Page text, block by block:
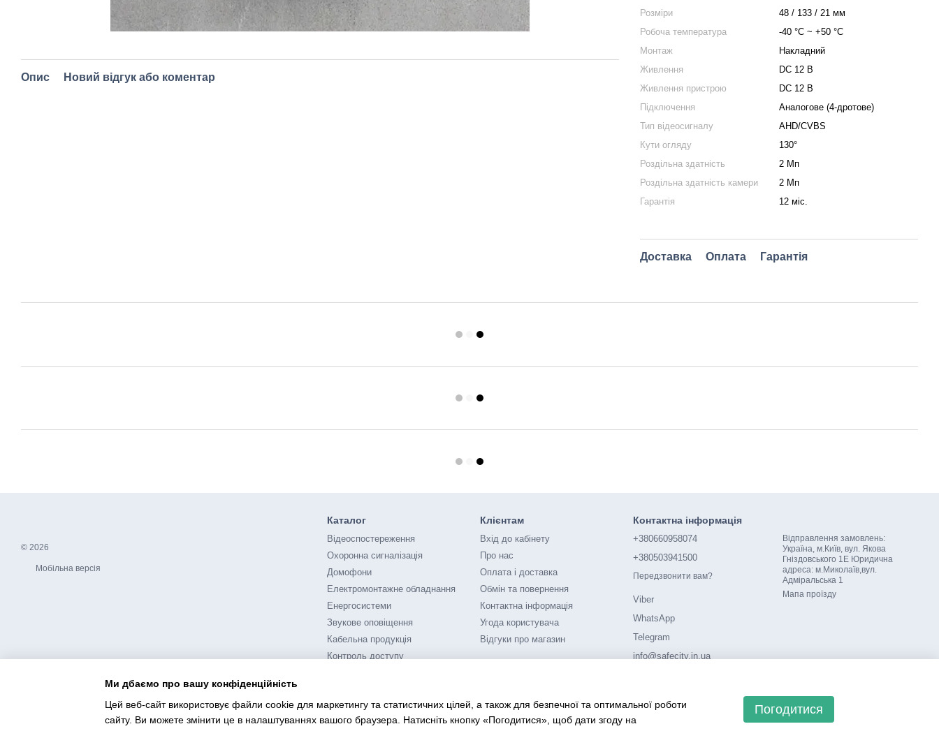
Розміри
48 / 133 / 21 мм
Робоча температура
-40 °C ~ +50 °C
Монтаж
Накладний
Живлення
DC 12 В
Живлення пристрою
DC 12 В
Підключення
Аналогове (4-дротове)
Тип відеосигналу
AHD/CVBS
Кути огляду
130°
Роздільна здатність
2 Мп
Роздільна здатність камери
2 Мп
Гарантія
12 міс.
Доставка Оплата Гарантія
Опис Новий відгук або коментар
© 2026
Мобільна версія
Каталог
Відеоспостереження
Охоронна сигналізація
Домофони
Електромонтажне обладнання
Енергосистеми
Звукове оповіщення
Кабельна продукція
Контроль доступу
Розумний будинок
Клієнтам
Вхід до кабінету
Про нас
Оплата і доставка
Обмін та повернення
Контактна інформація
Угода користувача
Відгуки про магазин
Контактна інформація
+380660958074
+380503941500
Передзвонити вам?
Viber
WhatsApp
Telegram
info@safecity.in.ua
Відправлення замовлень:
Україна, м.Київ, вул. Якова
Гніздовського 1Е Юридична
адреса: м.Миколаїв,вул.
Адміральська 1
Мапа проїзду
Ми дбаємо про вашу конфіденційність
Цей веб-сайт використовує файли cookie для маркетингу та статистичних цілей, а також для безпечної та оптимальної роботи
сайту. Ви можете змінити це в налаштуваннях вашого браузера. Натисніть кнопку «Погодитися», щоб дати згоду на
Погодитися